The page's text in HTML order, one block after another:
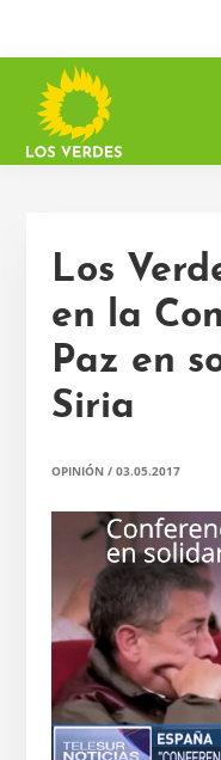
la
navegación
principal
contenido
principal
la
barra
lateral
principal
LOS
Web
Federación
Los
Verdes.
Los
en la
Paz en
Siria
OPINIÓN/ 03.05.2017